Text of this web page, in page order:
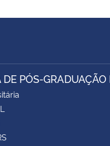
DE PÓS-